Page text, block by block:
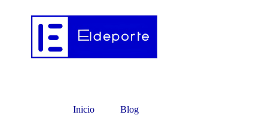
Inicio Blog